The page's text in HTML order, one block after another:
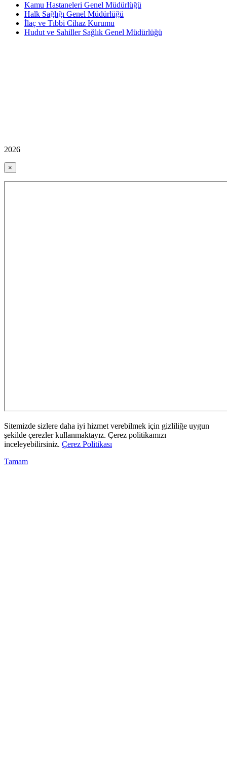
Kamu Hastaneleri Genel Müdürlüğü
Halk Sağlığı Genel Müdürlüğü
İlaç ve Tıbbi Cihaz Kurumu
Hudut ve Sahiller Sağlık Genel Müdürlüğü
2026
×
Sitemizde sizlere daha iyi hizmet verebilmek için gizliliğe uygun
şekilde çerezler kullanmaktayız. Çerez politikamızı
inceleyebilirsiniz. Çerez Politikası
Tamam